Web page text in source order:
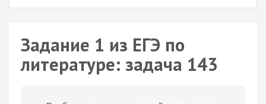
Задание 1 из ЕГЭ по
литературе: задача 143